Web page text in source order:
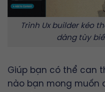
Trình Ux builder kéo
dàng tùy
Giúp bạn có thể can
nào bạn mong muốn